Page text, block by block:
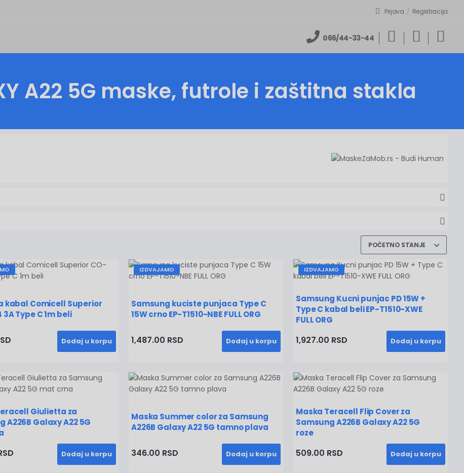
Prijava / Registracija
066/44-33-44
A22 5G maske, futrole i zaštitna stakla
kabal Comicell Superior
3A Type C 1m beli
Dodaj u korpu
IZDVAJAMO
Samsung kuciste punjaca Type C
15W crno EP-T1510-NBE FULL ORG
1,487.00 RSD Dodaj u korpu
IZDVAJAMO
Samsung Kucni punjac PD 15W +
Type C kabal beli EP-T1510-XWE
FULL ORG
1,927.00 RSD Dodaj u korpu
Giulietta za
A226B Galaxy A22 5G
Dodaj u korpu
Maska Summer color za Samsung
A226B Galaxy A22 5G tamno plava
346.00 RSD Dodaj u korpu
Maska Teracell Flip Cover za
Samsung A226B Galaxy A22 5G
roze
509.00 RSD Dodaj u korpu